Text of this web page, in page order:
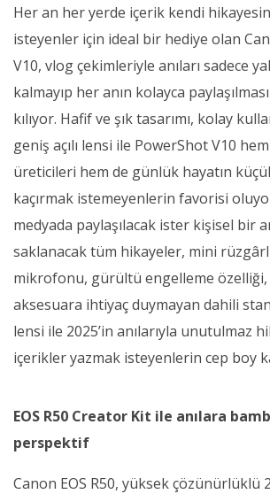
Her an her yerde içerik kendi
isteyenler için ideal bir hediye olan
V10, vlog çekimleriyle anıları sadece
kalmayıp her anın kolayca
kılıyor. Hafif ve şık tasarımı, kolay
geniş açılı lensi ile PowerShot V10
üreticileri hem de günlük hayatın
kaçırmak istemeyenlerin favorisi
medyada paylaşılacak ister kişisel bir
saklanacak tüm hikayeler, mini
mikrofonu, gürültü engelleme
aksesuara ihtiyaç duymayan dahili
lensi ile 2025’in anılarıyla unutulmaz
içerikler yazmak isteyenlerin cep boy
EOS R50 Creator Kit ile anılara
perspektif
Canon EOS R50, yüksek çözünürlüklü